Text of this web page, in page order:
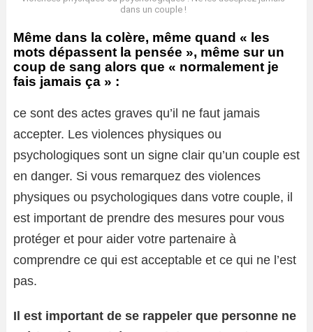
dans un couple !
Même dans la colère, même quand « les
mots dépassent la pensée », même sur un
coup de sang alors que « normalement je
fais jamais ça » :
ce sont des actes graves qu’il ne faut jamais
accepter. Les violences physiques ou
psychologiques sont un signe clair qu’un couple est
en danger. Si vous remarquez des violences
physiques ou psychologiques dans votre couple, il
est important de prendre des mesures pour vous
protéger et pour aider votre partenaire à
comprendre ce qui est acceptable et ce qui ne l’est
pas.
Il est important de se rappeler que personne ne